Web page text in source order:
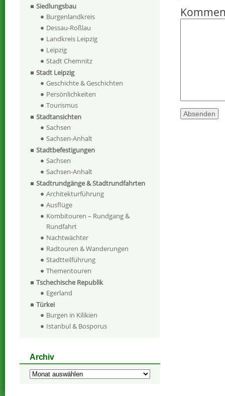
Siedlungsbau
Burgenlandkreis
Dessau-Roßlau
Landkreis Leipzig
Leipzig
Stadt Chemnitz
Stadt Leipzig
Geschichte & Geschichten
Persönlichkeiten
Tourismus
Stadtansichten
Sachsen
Sachsen-Anhalt
Stadtbefestigungen
Sachsen
Sachsen-Anhalt
Stadtrundgänge & Stadtrundfahrten
Architekturführung
Ausflüge
Kombitouren – Rundgang &
Rundfahrt
Nachtwächter
Radtouren & Wanderungen
Stadtteilführung
Thementouren
Tschechische Republik
Egerland
Türkei
Burgen in Kilikien
Istanbul & Bosporus
Archiv
Archiv